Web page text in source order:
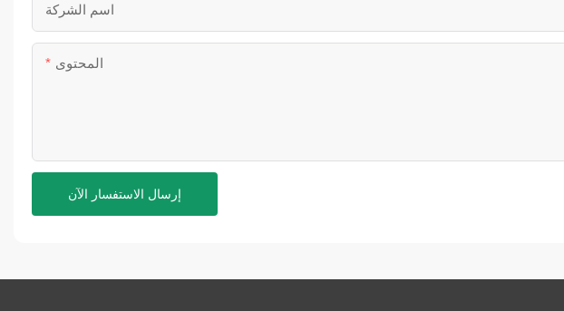
اسم الشركة
المحتوى
إرسال الاستفسار الآن